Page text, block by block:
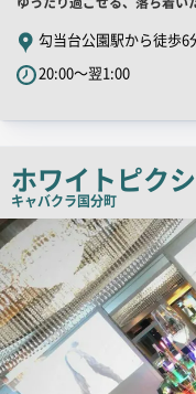
舗
PR
キ
コ
ピ
ー
勾当台公園駅から徒歩6
20:00～翌1:00
ホワイトピク
キャバクラ国分町
店
舗
PR
画
像